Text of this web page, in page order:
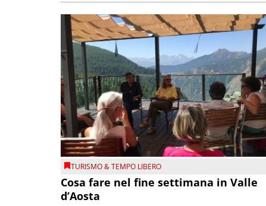
TURISMO & TEMPO LIBERO
Cosa fare nel fine settimana in Valle
d’Aosta